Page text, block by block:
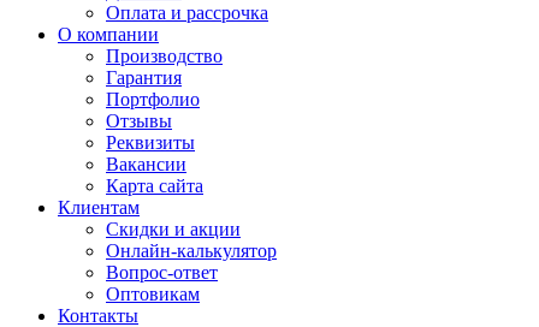
Оплата и рассрочка
О компании
Производство
Гарантия
Портфолио
Отзывы
Реквизиты
Вакансии
Карта сайта
Клиентам
Скидки и акции
Онлайн-калькулятор
Вопрос-ответ
Оптовикам
Контакты